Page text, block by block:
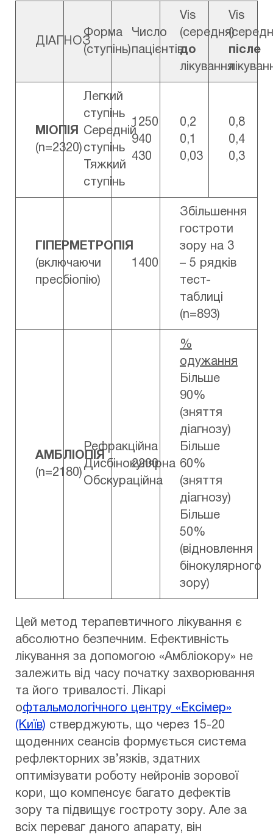
ДІАГНОЗ
Форма
(ступінь)
Число
пацієнтів
Vis
(середня)
до
лікування
Vis
післе
МІОПІЯ
(n=2320)
Легкий
ступінь
Середній
ступінь
Тяжкий
ступінь
1250
940
430
0,2
0,1
0,03
0,8
0,4
0,3
ГІПЕРМЕТРОПІЯ
(включаючи
пресбіопію)
1400
Збільшення
гостроти
зору на 3
– 5 рядків
тест-
таблиці
(n=893)
АМБЛІОПІЯ
(n=2180)
Рефракційна
Дисбінокулярна
Обскураційна
2200
%
одужання
Більше
90%
(зняття
діагнозу)
Більше
60%
(зняття
діагнозу)
Більше
50%
(відновлення
бінокулярного
зору)
Цей метод терапевтичного лікування є
абсолютно безпечним. Ефективність
лікування за допомогою «Амбліокору» не
залежить від часу початку захворювання
та його тривалості. Лікарі
офтальмологічного центру «Ексімер»
(Київ) стверджують, що через 15-20
щоденних сеансів формується система
рефлекторних зв’язків, здатних
оптимізувати роботу нейронів зорової
кори, що компенсує багато дефектів
зору та підвищує гостроту зору. Але за
всіх переваг даного апарату, він